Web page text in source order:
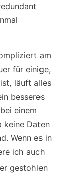
am
für einige,
läuft alles
besseres
einem
keine Daten
Wenn es in
ich auch
gestohlen